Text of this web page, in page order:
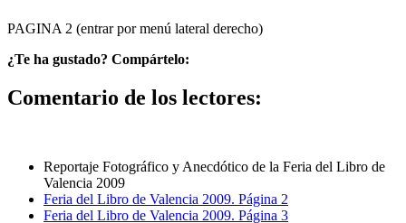
PAGINA 2 (entrar por menú lateral derecho)
¿Te ha gustado? Compártelo:
Comentario de los lectores:
Reportaje Fotográfico y Anecdótico de la Feria del Libro de
Valencia 2009
Feria del Libro de Valencia 2009. Página 2
Feria del Libro de Valencia 2009. Página 3